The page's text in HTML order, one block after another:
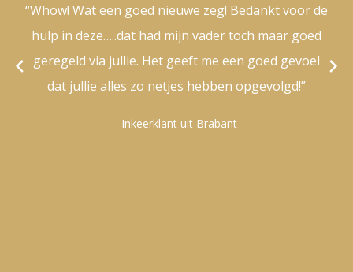
“Whow! Wat een goed nieuwe zeg! Bedankt voor de
hulp in deze…..dat had mijn vader toch maar goed
geregeld via jullie. Het geeft me een goed gevoel
dat jullie alles zo netjes hebben opgevolgd!”
– Inkeerklant uit Brabant-